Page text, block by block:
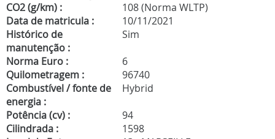
CO2 (g/km) :
108 (Norma WLTP)
Data de matricula :
10/11/2021
Histórico de
manutenção :
Sim
Norma Euro :
6
Quilometragem :
96740
Combustível / fonte de
energia :
Hybrid
Potência (cv) :
94
Cilindrada :
1598